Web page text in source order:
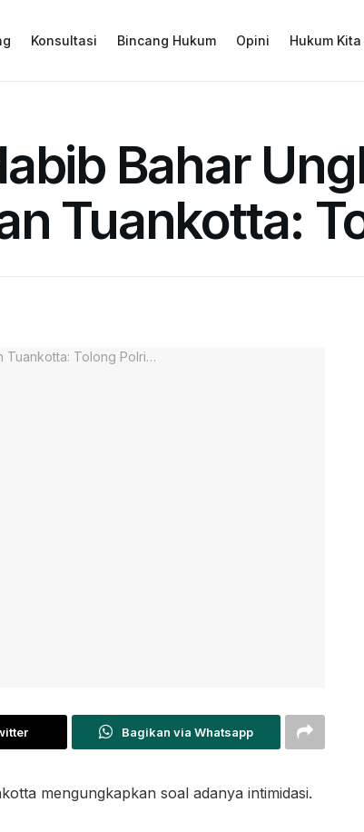
Konsultasi Bincang Hukum Opini Hukum Kita
Bahar
Tuankotta:
Bagikan via Whatsapp
mengungkapkan soal adanya intimidasi.